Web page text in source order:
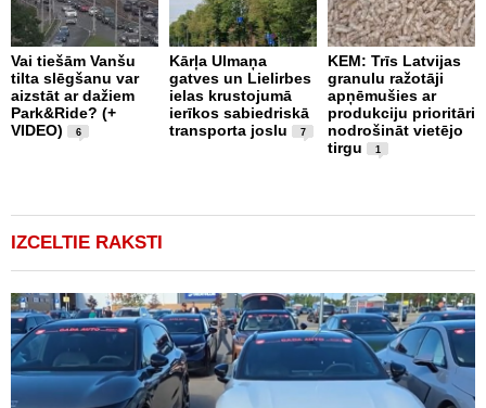
Vai tiešām Vanšu
tilta slēgšanu var
aizstāt ar dažiem
Park&Ride? (+
VIDEO)
6
Kārļa Ulmaņa
gatves un Lielirbes
ielas krustojumā
ierīkos sabiedriskā
transporta joslu
7
KEM: Trīs Latvijas
granulu ražotāji
apņēmušies ar
produkciju prioritāri
nodrošināt vietējo
tirgu
1
IZCELTIE RAKSTI